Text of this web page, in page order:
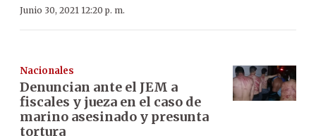
Junio 30, 2021 12:20 p. m.
Nacionales
Denuncian ante el JEM a
fiscales y jueza en el caso de
marino asesinado y presunta
tortura